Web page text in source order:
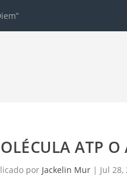
ATP
por Jackelin Mur| Jul 28,